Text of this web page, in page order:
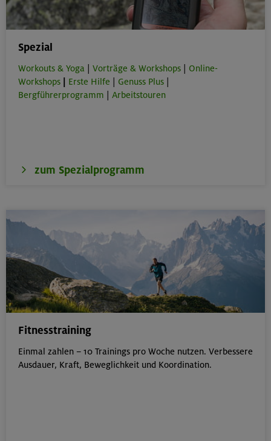
Spezial
Workouts & Yoga Vorträge & Workshops
Online-
Workshops
Erste Hilfe Genuss Plus
Bergführerprogramm
Arbeitstouren
zum Spezialprogramm
Fitnesstraining
Einmal zahlen – 10 Trainings pro Woche nutzen. Verbessere
Ausdauer, Kraft, Beweglichkeit und Koordination.